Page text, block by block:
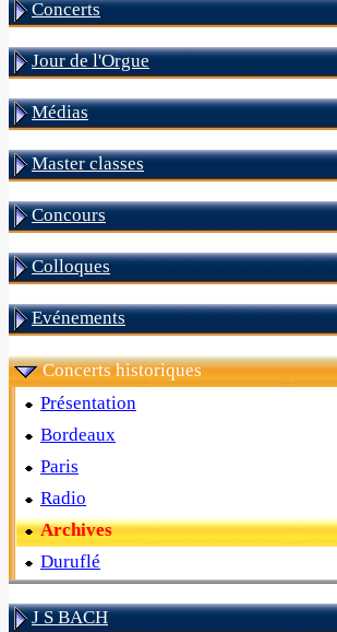
Concerts
Jour de l'Orgue
Médias
Master classes
Concours
Colloques
Evénements
Concerts historiques
Présentation
Bordeaux
Paris
Radio
Archives
Duruflé
J S BACH